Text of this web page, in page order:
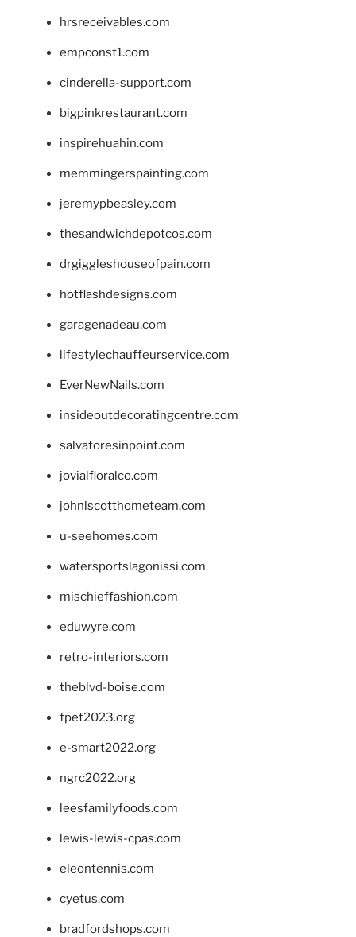
hrsreceivables.com
empconst1.com
cinderella-support.com
bigpinkrestaurant.com
inspirehuahin.com
memmingerspainting.com
jeremypbeasley.com
thesandwichdepotcos.com
drgiggleshouseofpain.com
hotflashdesigns.com
garagenadeau.com
lifestylechauffeurservice.com
EverNewNails.com
insideoutdecoratingcentre.com
salvatoresinpoint.com
jovialfloralco.com
johnlscotthometeam.com
u-seehomes.com
watersportslagonissi.com
mischieffashion.com
eduwyre.com
retro-interiors.com
theblvd-boise.com
fpet2023.org
e-smart2022.org
ngrc2022.org
leesfamilyfoods.com
lewis-lewis-cpas.com
eleontennis.com
cyetus.com
bradfordshops.com